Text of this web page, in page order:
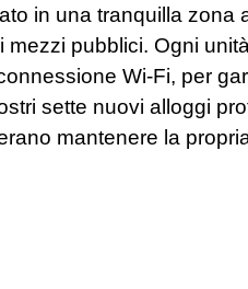
in una tranquilla zona
pubblici. Ogni
Wi-Fi, per
sette nuovi alloggi
mantenere la